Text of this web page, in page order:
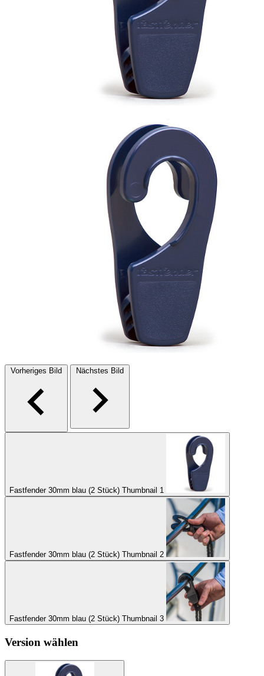
Vorheriges Bild Nächstes Bild
Fastfender 30mm blau (2 Stück) Thumbnail 1
Fastfender 30mm blau (2 Stück) Thumbnail 2
Fastfender 30mm blau (2 Stück) Thumbnail 3
Version wählen